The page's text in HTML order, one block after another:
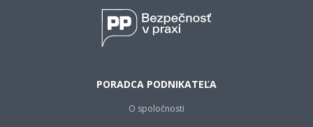
PORADCA PODNIKATEĽA
O spoločnosti